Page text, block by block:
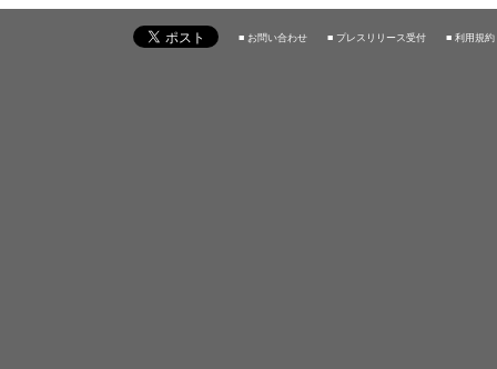
■ お問い合わせ ■ プレスリリース受付 ■ 利用規約